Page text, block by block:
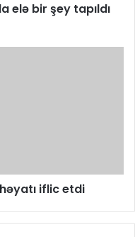
elə bir şey tapıldı
iflic etdi